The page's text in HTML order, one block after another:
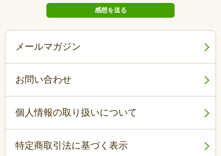
メールマガジン
お問い合わせ
個人情報の取り扱いについて
特定商取引法に基づく表示